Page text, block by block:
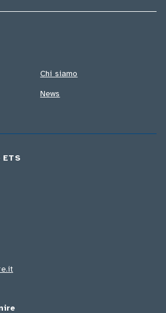
Chi siamo
News
ETS